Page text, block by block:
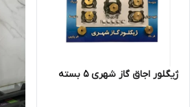
ژیگلور اجاق گاز شهری ۵ بسته